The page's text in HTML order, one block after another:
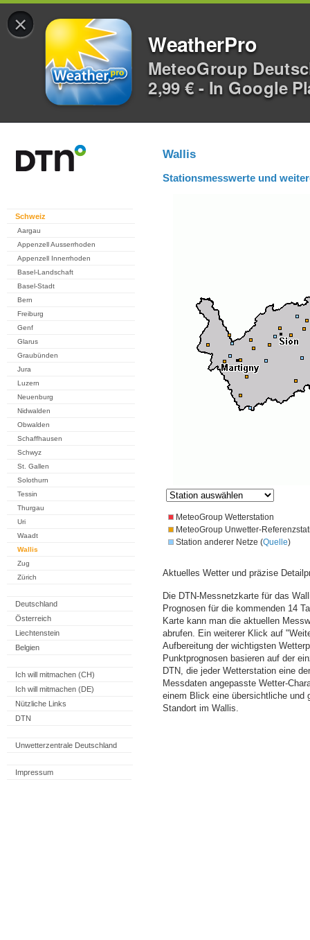
×
WeatherPro
MeteoGroup
2,99 € - In Google
Schweiz
Aargau
Appenzell Ausserrhoden
Appenzell Innerrhoden
Basel-Landschaft
Basel-Stadt
Bern
Freiburg
Genf
Glarus
Graubünden
Jura
Luzern
Neuenburg
Nidwalden
Obwalden
Schaffhausen
Schwyz
St. Gallen
Solothurn
Tessin
Thurgau
Uri
Waadt
Wallis
Zug
Zürich
Deutschland
Österreich
Liechtenstein
Belgien
Ich will mitmachen (CH)
Ich will mitmachen (DE)
Nützliche Links
DTN
Unwetterzentrale Deutschland
Impressum
Wallis
Stationsmesswerte und
MeteoGroup Wetterstation
MeteoGroup Unwetter-
Station anderer Netze (Quelle)
Aktuelles Wetter und präzise
Die DTN-Messnetzkarte für das
Prognosen für die kommenden 14
Karte kann man die aktuellen
abrufen. Ein weiterer Klick auf
Aufbereitung der wichtigsten
Punktprognosen basieren auf der
DTN, die jeder Wetterstation eine
Messdaten angepasste Wetter-
einem Blick eine übersichtliche und
Standort im Wallis.